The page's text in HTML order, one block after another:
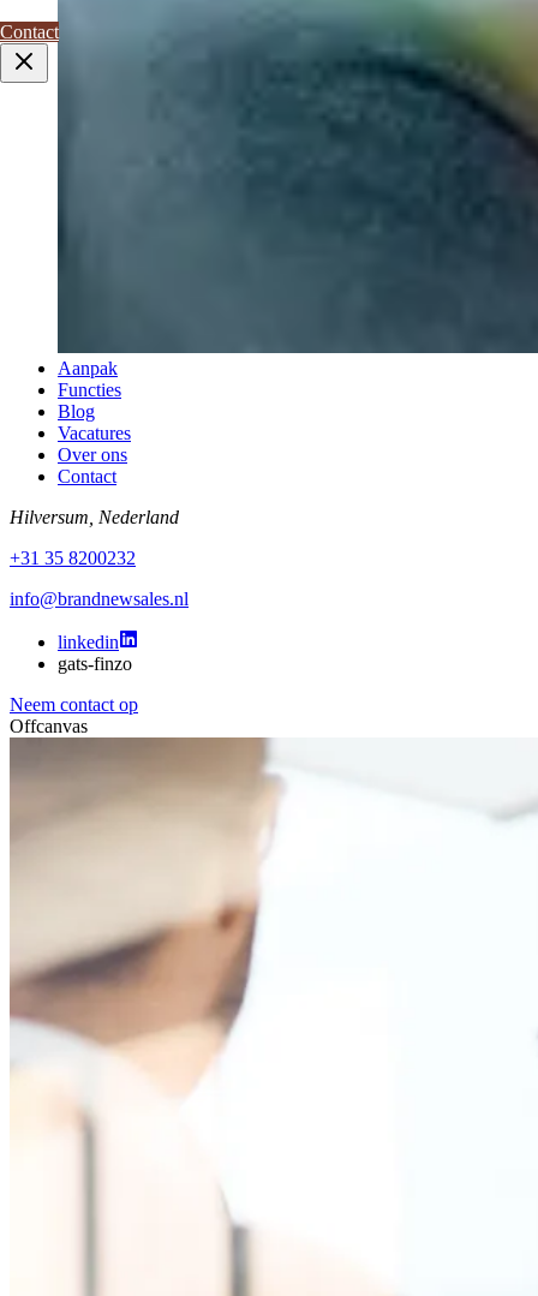
Contact
Aanpak
Functies
Blog
Vacatures
Over ons
Contact
Hilversum, Nederland
+31 35 8200232
info@brandnewsales.nl
linkedin
gats-finzo
Neem contact op
Offcanvas